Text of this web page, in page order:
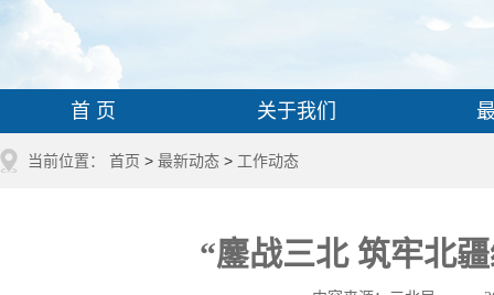
首 页 关于我们
当前位置： 首页 > 最新动态 > 工作动态
“鏖战三北 筑牢北